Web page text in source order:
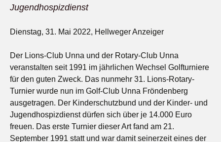
Jugendhospizdienst
Dienstag, 31. Mai 2022, Hellweger Anzeiger
Der Lions-Club Unna und der Rotary-Club Unna
veranstalten seit 1991 im jährlichen Wechsel Golfturniere
für den guten Zweck. Das nunmehr 31. Lions-Rotary-
Turnier wurde nun im Golf-Club Unna Fröndenberg
ausgetragen. Der Kinderschutzbund und der Kinder- und
Jugendhospizdienst dürfen sich über je 14.000 Euro
freuen. Das erste Turnier dieser Art fand am 21.
September 1991 statt und war damit seinerzeit eines der